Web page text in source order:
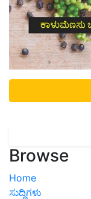
Browse
Home
ಸುದ್ದಿಗಳು